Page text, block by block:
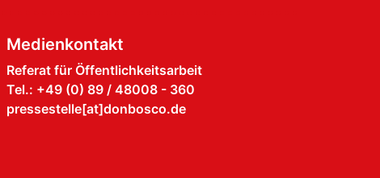
Medienkontakt
Referat für Öffentlichkeitsarbeit
Tel.: +49 (0) 89 / 48008 - 360
pressestelle[at]donbosco.de